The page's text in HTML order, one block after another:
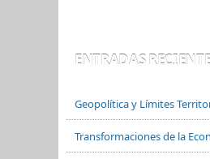
ENTRADAS
Geopolítica y Límites
Transformaciones de la